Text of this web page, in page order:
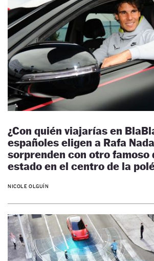
¿Con quién viajarías en
españoles eligen a Rafa
sorprenden con otro famoso
estado en el centro de la
NICOLE OLGUÍN